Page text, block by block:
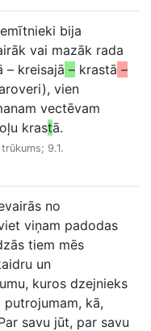
bija
vai mazāk rada
– kreisajā – krastā –
vien
vectēvam
krastā.
9.1.
no
viņam padodas
tiem mēs
un
kuros dzejnieks
kā,
savu jūt, par savu